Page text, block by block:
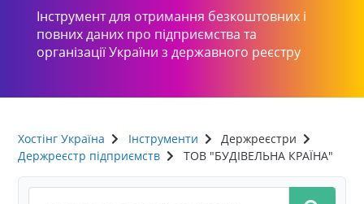
Інструмент для отримання безкоштовних і
повних даних про підприємства та
організації України з державного реєстру
Хостінг Україна Інструменти
Держреєстри
Держреєстр підприємств
ТОВ "БУДІВЕЛЬНА КРАЇНА"